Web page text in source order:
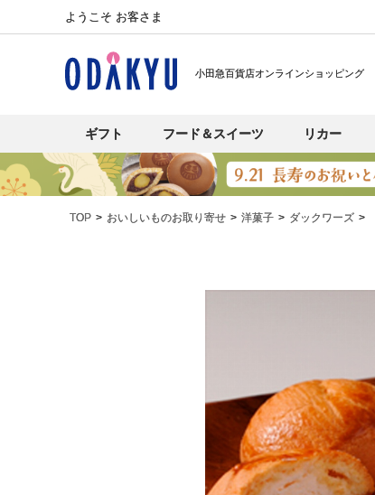
ようこそ お客さま
小田急百貨店オンラインショッピング
ギフト フード＆スイーツ リカー
TOP おいしいものお取り寄せ 洋菓子 ダックワーズ